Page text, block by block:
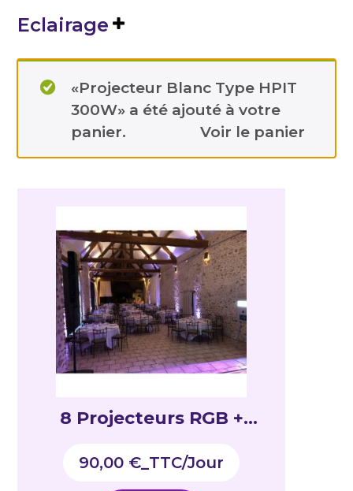
Eclairage
«Projecteur Blanc Type HPIT
300W» a été ajouté à votre
panier.
Voir le panier
8 Projecteurs RGB +
console DMX HF
90,00 € _TTC